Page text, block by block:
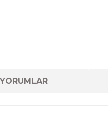
YORUMLAR